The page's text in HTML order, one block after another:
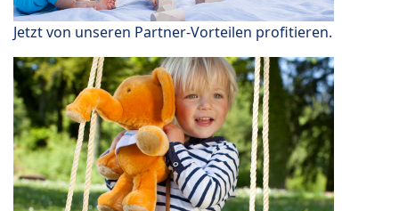
Jetzt von unseren Partner-Vorteilen profitieren.